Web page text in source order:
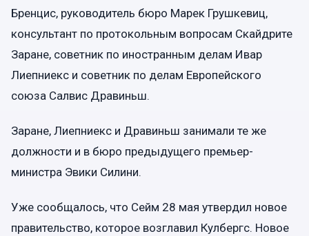
Бренцис, руководитель бюро Марек Грушкевиц,
консультант по протокольным вопросам Скайдрите
Заране, советник по иностранным делам Ивар
Лиепниекс и советник по делам Европейского
союза Салвис Дравиньш.
Заране, Лиепниекс и Дравиньш занимали те же
должности и в бюро предыдущего премьер-
министра Эвики Силини.
Уже сообщалось, что Сейм 28 мая утвердил новое
правительство, которое возглавил Кулбергс. Новое